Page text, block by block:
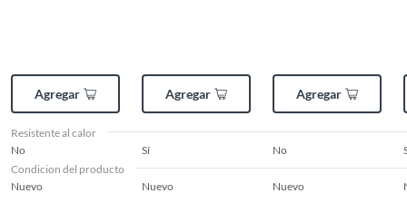
Agregar Agregar Agregar
Resistente al calor
No
Sí No
Condicion del producto
Nuevo
Nuevo Nuevo